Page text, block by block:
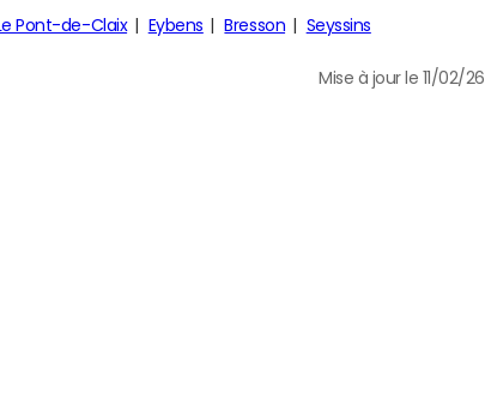
Le Pont-de-Claix Eybens Bresson Seyssins
Mise à jour le 11/02/26